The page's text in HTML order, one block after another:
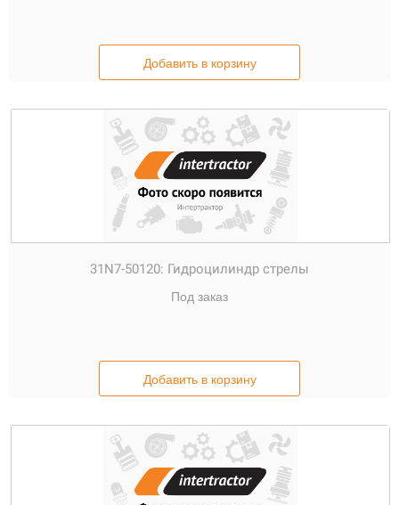
Добавить в корзину
31N7-50120: Гидроцилиндр стрелы
Под заказ
Добавить в корзину